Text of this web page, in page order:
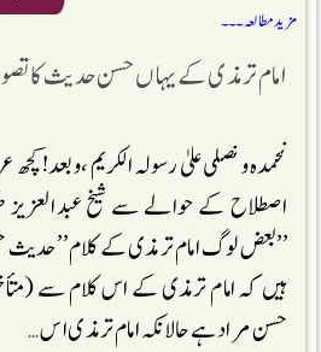
امام ترمذی کے یہاں حسن حدیث کا
نحمدہ ونصلی علیٰ رسولہ الکریم ،وبعد!
اصطلاح کے حوالے سے شیخ عبدالعزیز
’’بعض لوگ امام ترمذی کے کلام ’’حدیث
ہیں کہ امام ترمذی کے اس کلام سے
حسن مراد ہے حالانکہ امام ترمذی اس …
مزید مطالعہ ۔۔۔